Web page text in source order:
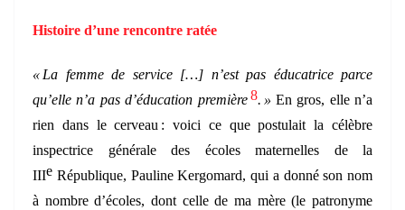
Histoire d’une rencontre ratée
« La femme de service […] n’est pas éducatrice parce
qu’elle n’a pas d’éducation première8. » En gros, elle n’a
rien dans le cerveau : voici ce que postulait la célèbre
inspectrice générale des écoles maternelles de la
IIIe République, Pauline Kergomard, qui a donné son nom
à nombre d’écoles, dont celle de ma mère (le patronyme